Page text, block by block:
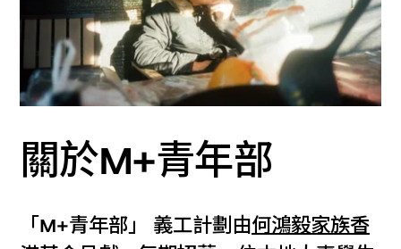
關於M+青年部
「M+青年部」 義工計劃由何鴻毅家族香